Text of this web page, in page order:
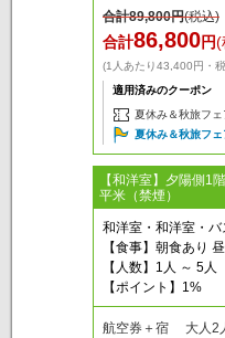
合計89,800円(税込)
合計86,800円(
(1人あたり43,400円・
適用済みのクーポン
夏休み＆秋旅フェ
夏休み＆秋旅フェ
【和洋室】夕陽側1
平米（禁煙）
和洋室・和洋室・
【食事】朝食あり
【人数】1人 ～ 5人
【ポイント】1%
航空券＋宿 大人2